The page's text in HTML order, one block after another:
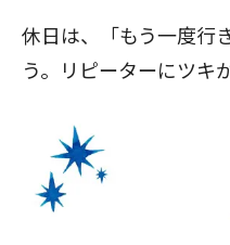
休日は、「もう一度行
う。リピーターにツキが